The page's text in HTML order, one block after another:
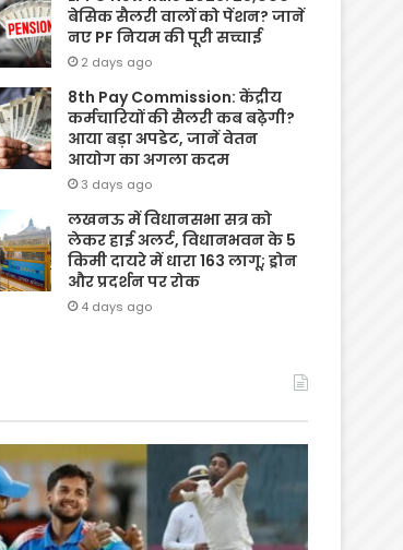
बेसिक सैलरी वालों को पेंशन? जानें
नए PF नियम की पूरी सच्चाई
2 days ago
8th Pay Commission: केंद्रीय
कर्मचारियों की सैलरी कब बढ़ेगी?
आया बड़ा अपडेट, जानें वेतन
आयोग का अगला कदम
3 days ago
लखनऊ में विधानसभा सत्र को
लेकर हाई अलर्ट, विधानभवन के 5
किमी दायरे में धारा 163 लागू; ड्रोन
और प्रदर्शन पर रोक
4 days ago